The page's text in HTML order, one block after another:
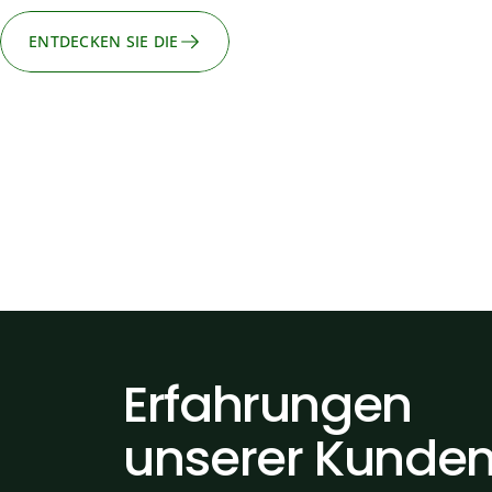
ENTDECKEN SIE DIE
Erfahrungen
unserer